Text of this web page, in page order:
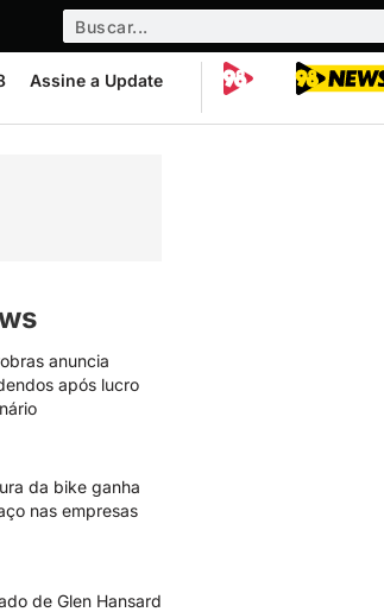
Assine a Update
anuncia
após lucro
da bike ganha
nas empresas
de Glen Hansard